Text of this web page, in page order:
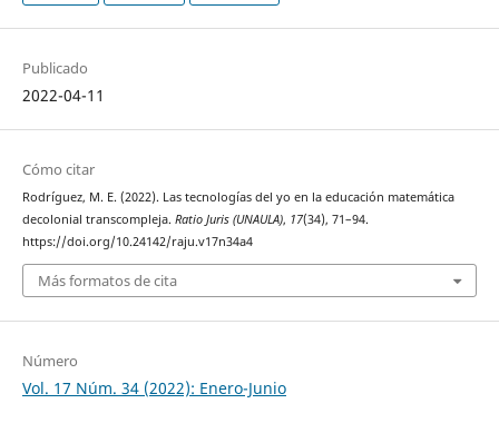
Publicado
2022-04-11
Cómo citar
Rodríguez, M. E. (2022). Las tecnologías del yo en la educación matemática
decolonial transcompleja. Ratio Juris (UNAULA), 17(34), 71–94.
https://doi.org/10.24142/raju.v17n34a4
Más formatos de cita
Número
Vol. 17 Núm. 34 (2022): Enero-Junio